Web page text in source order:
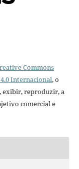
Commons
Internacional, o
exibir, reproduzir, a
comercial e